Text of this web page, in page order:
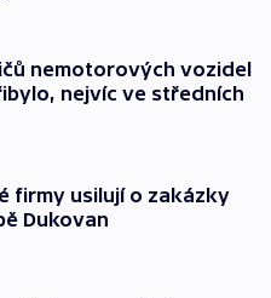
nemotorových vozidel
nejvíc ve středních
firmy usilují o zakázky
Dukovan